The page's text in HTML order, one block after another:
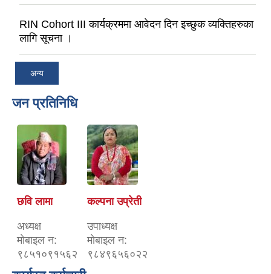
RIN Cohort III कार्यक्रममा आवेदन दिन इच्छुक व्यक्तिहरुका
लागि सूचना ।
अन्य
जन प्रतिनिधि
छवि लामा
अध्यक्ष
माेबाइल न‌:
९८५१०९१५६२
कल्पना उप्रेती
उपाध्यक्ष
माेबाइल न‌:
९८४९६५६०२२